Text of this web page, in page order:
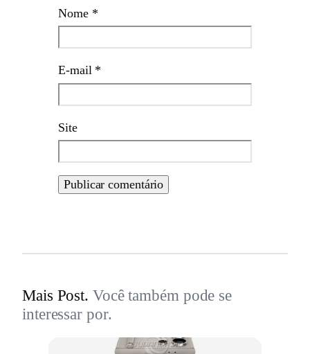
Nome *
E-mail *
Site
Mais Post. Você também pode se
interessar por.